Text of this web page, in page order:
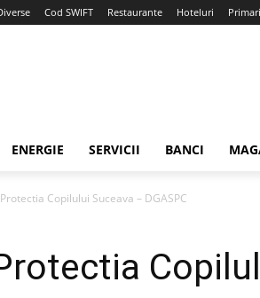
Cod SWIFT Restaurante Hoteluri
ENERGIE SERVICII BANCI
Copilului Suceava – DGASPC